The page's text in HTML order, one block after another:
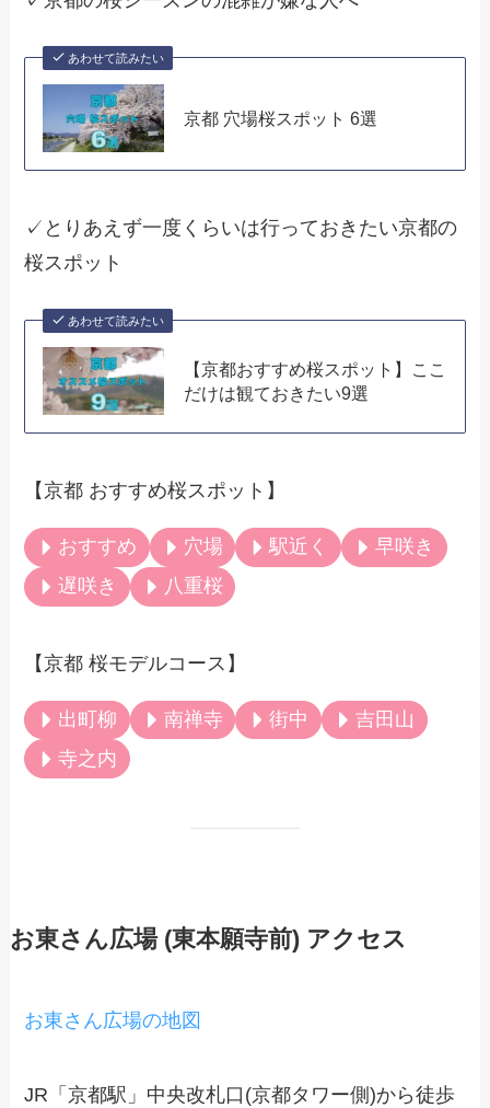
あわせて読みたい
京都 穴場桜スポット 6選
✓とりあえず一度くらいは行っておきたい京都の
桜スポット
あわせて読みたい
【京都おすすめ桜スポット】ここ
だけは観ておきたい9選
【京都 おすすめ桜スポット】
おすすめ 穴場 駅近く
早咲き
遅咲き
八重桜
【京都 桜モデルコース】
出町柳 南禅寺 街中
吉田山
寺之内
お東さん広場 (東本願寺前) アクセス
お東さん広場の地図
JR「京都駅」中央改札口(京都タワー側)から徒歩